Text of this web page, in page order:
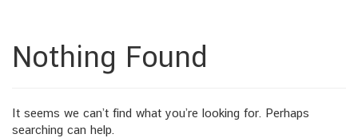
Nothing Found
It seems we can’t find what you’re looking for. Perhaps
searching can help.